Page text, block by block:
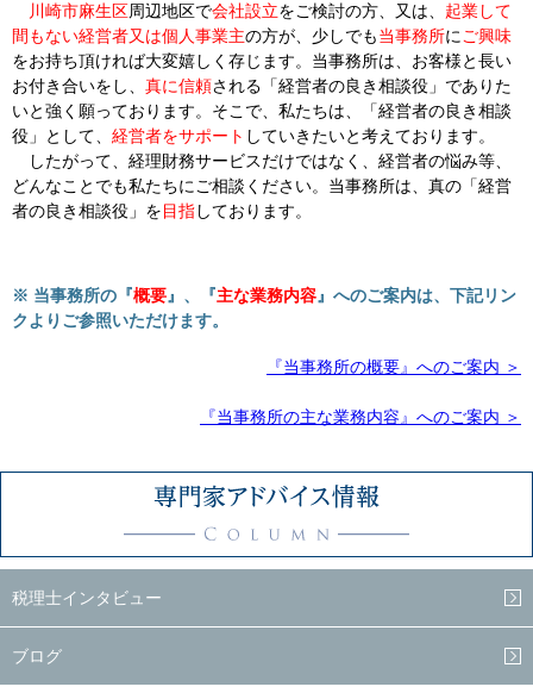
川崎市麻生区周辺地区で会社設立をご検討の方、又は、 起業して
間もない経営者又は個人事業主の方が、少しでも当事務所にご興味
をお持ち頂ければ大変嬉しく存じます。当事務所は、お客様と長い
お付き合いをし、 真に信頼される「経営者の良き相談役」でありた
いと強く願っております。そこで、私たちは、「経営者の良き相談
役」として、 経営者をサポート していきたいと考えております。
したがって、経理財務サービスだけではなく、経営者の悩み等、
どんなことでも私たちにご相談ください。当事務所は、真の「経営
者の良き相談役」を目指しております。
※ 当事務所の『概要』、『主な業務内容』へのご案内は、下記リン
クよりご参照いただけます。
『当事務所の概要』へのご案内 ＞
『当事務所の主な業務内容』へのご案内 ＞
税理士インタビュー
ブログ